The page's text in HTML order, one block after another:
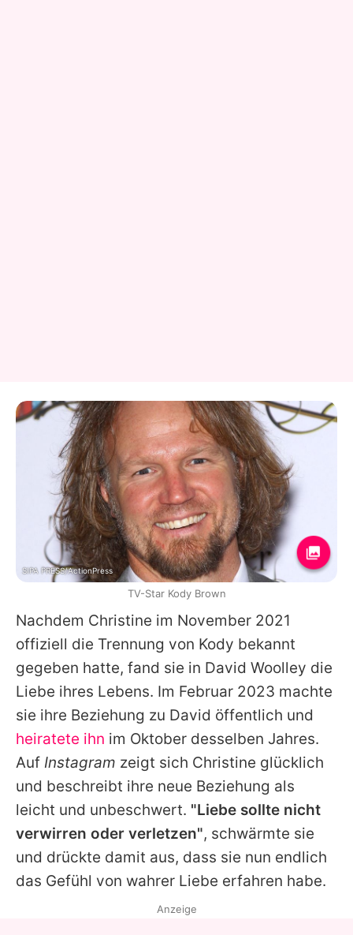
Nachdem Christine im November 2021
offiziell die Trennung von Kody bekannt
gegeben hatte, fand sie in David Woolley die
Liebe ihres Lebens. Im Februar 2023 machte
sie ihre Beziehung zu David öffentlich und
heiratete ihn im Oktober desselben Jahres.
Auf Instagram zeigt sich Christine glücklich
und beschreibt ihre neue Beziehung als
leicht und unbeschwert. "Liebe sollte nicht
verwirren oder verletzen", schwärmte sie
und drückte damit aus, dass sie nun endlich
das Gefühl von wahrer Liebe erfahren habe.
SIPA PRESS/ActionPress
TV-Star Kody Brown
Anzeige